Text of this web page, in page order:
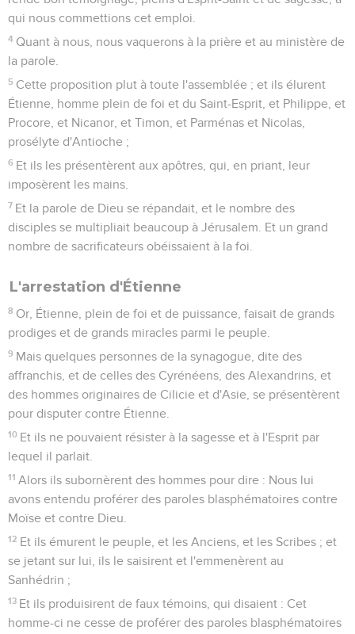
qui nous commettions cet emploi.
4 Quant à nous, nous vaquerons à la prière et au ministère de
la parole.
5 Cette proposition plut à toute l'assemblée ; et ils élurent
Étienne, homme plein de foi et du Saint-Esprit, et Philippe, et
Procore, et Nicanor, et Timon, et Parménas et Nicolas,
prosélyte d'Antioche ;
6 Et ils les présentèrent aux apôtres, qui, en priant, leur
imposèrent les mains.
7 Et la parole de Dieu se répandait, et le nombre des
disciples se multipliait beaucoup à Jérusalem. Et un grand
nombre de sacrificateurs obéissaient à la foi.
L'arrestation d'Étienne
8 Or, Étienne, plein de foi et de puissance, faisait de grands
prodiges et de grands miracles parmi le peuple.
9 Mais quelques personnes de la synagogue, dite des
affranchis, et de celles des Cyrénéens, des Alexandrins, et
des hommes originaires de Cilicie et d'Asie, se présentèrent
pour disputer contre Étienne.
10 Et ils ne pouvaient résister à la sagesse et à l'Esprit par
lequel il parlait.
11 Alors ils subornèrent des hommes pour dire : Nous lui
avons entendu proférer des paroles blasphématoires contre
Moïse et contre Dieu.
12 Et ils émurent le peuple, et les Anciens, et les Scribes ; et
se jetant sur lui, ils le saisirent et l'emmenèrent au
Sanhédrin ;
13 Et ils produisirent de faux témoins, qui disaient : Cet
homme-ci ne cesse de proférer des paroles blasphématoires